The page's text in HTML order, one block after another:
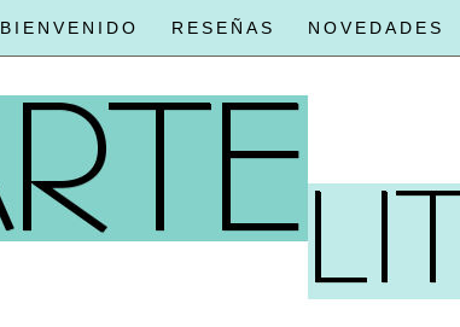
BIENVENIDO RESEÑAS NOVEDADES